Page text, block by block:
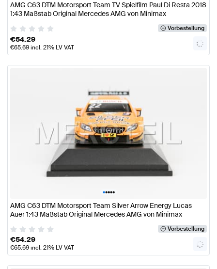
AMG C63 DTM Motorsport Team TV Spielfilm Paul Di Resta 2018
1:43 Maßstab Original Mercedes AMG von Minimax
Vorbestellung
€54.29
€65.69incl. 21% LV VAT
•••••
AMG C63 DTM Motorsport Team Silver Arrow Energy Lucas
Auer 1:43 Maßstab Original Mercedes AMG von Minimax
Vorbestellung
€54.29
€65.69incl. 21% LV VAT